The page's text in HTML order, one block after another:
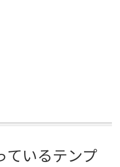
ているテンプ